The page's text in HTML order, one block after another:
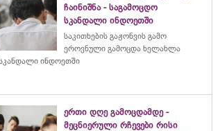
ჩაინიშნა - საგამოცდო
სკანდალი ინდოეთში
საკითხების გაჟონვის გამო
ეროვნული გამოცდა ხელახლა
ინდოეთში
ერთი დღე გამოცდამდე -
მეცნიერული რჩევები რისი